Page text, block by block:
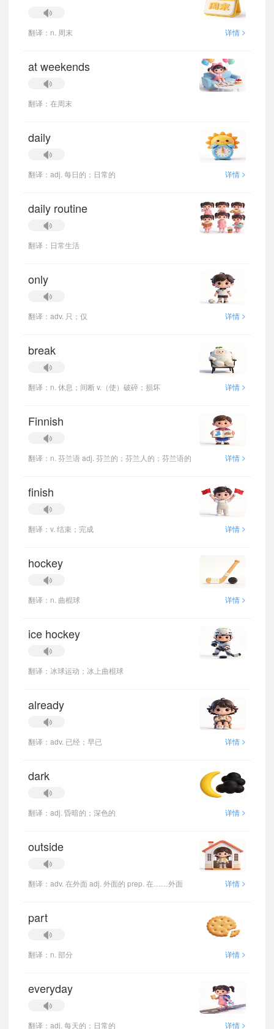
翻译：n. 周末 详情 >
at weekends
翻译：在周末
daily
翻译：adj. 每日的；日常的 详情 >
daily routine
翻译：日常生活
only
翻译：adv. 只；仅 详情 >
break
翻译：n. 休息；间断 v.（使）破碎；损坏 详情 >
Finnish
翻译：n. 芬兰语 adj. 芬兰的；芬兰人的；芬兰语的 详情 >
finish
翻译：v. 结束；完成 详情 >
hockey
翻译：n. 曲棍球 详情 >
ice hockey
翻译：冰球运动；冰上曲棍球
already
翻译：adv. 已经；早已 详情 >
dark
翻译：adj. 昏暗的；深色的 详情 >
outside
翻译：adv. 在外面 adj. 外面的 prep. 在……外面 详情 >
part
翻译：n. 部分 详情 >
everyday
翻译：adj. 每天的；日常的 详情 >